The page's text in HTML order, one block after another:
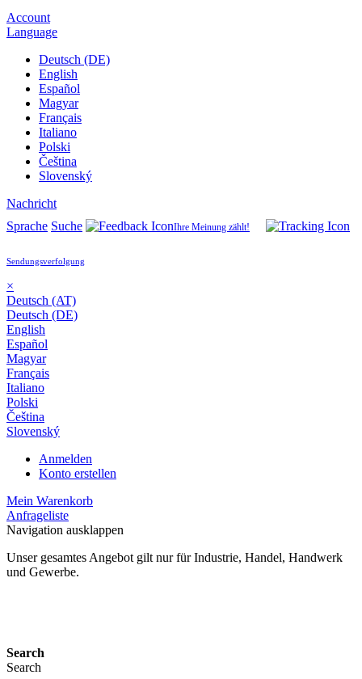
Account
Language
Deutsch (DE)
English
Español
Magyar
Français
Italiano
Polski
Čeština
Slovenský
Nachricht
Sprache Suche Ihre Meinung zählt!
Sendungsverfolgung
×
Deutsch (AT)
Deutsch (DE)
English
Español
Magyar
Français
Italiano
Polski
Čeština
Slovenský
Anmelden
Konto erstellen
Mein Warenkorb
Anfrageliste
Navigation ausklappen
Unser gesamtes Angebot gilt nur für Industrie, Handel, Handwerk
und Gewerbe.
Search
Search